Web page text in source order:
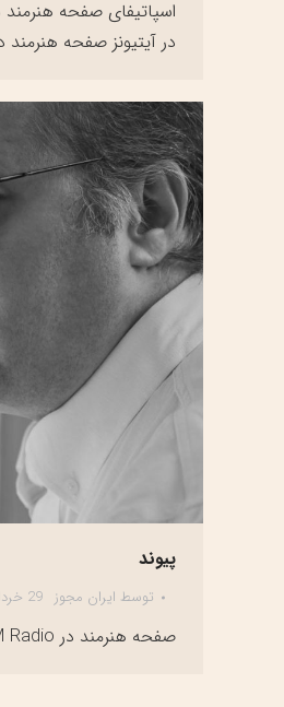
اسپاتیفای صفحه
در آیتیونز صفحه هنرمند
پیوند
توسط ایران مجوز 29 خرداد 1400
صفحه هنرمند در IM Radio